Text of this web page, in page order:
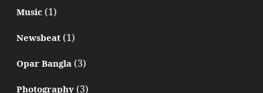
Music(1)
Newsbeat(1)
Opar Bangla(3)
Photography(3)